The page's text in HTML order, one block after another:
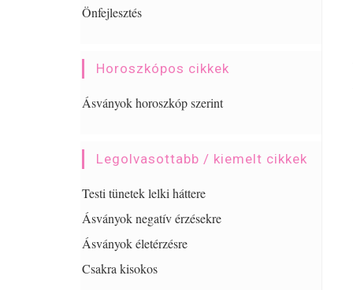
Önfejlesztés
Horoszkópos cikkek
Ásványok horoszkóp szerint
Legolvasottabb / kiemelt cikkek
Testi tünetek lelki háttere
Ásványok negatív érzésekre
Ásványok életérzésre
Csakra kisokos